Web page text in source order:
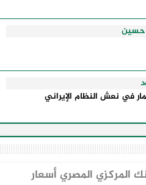
حسين
في نعش النظام الإيراني
المصري أسعار